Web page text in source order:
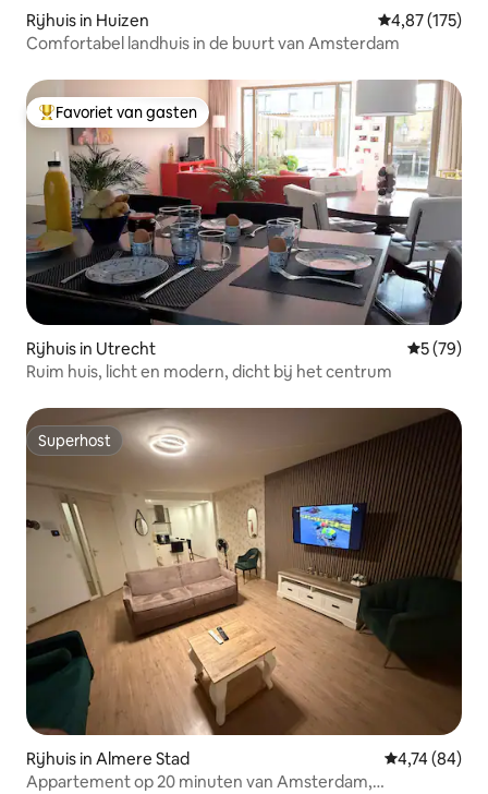
Rijhuis in Huizen Gemiddelde
4,87 (175)
Comfortabel landhuis in de buurt van Amsterdam
Topfavoriet van gasten
Favoriet van gasten
Rijhuis in Utrecht
5 (79)
Ruim huis, licht en modern, dicht bij het centrum
Superhost
Superhost
Rijhuis in Almere Stad Gemiddelde
4,74 (84)
Appartement op 20 minuten van Amsterdam,